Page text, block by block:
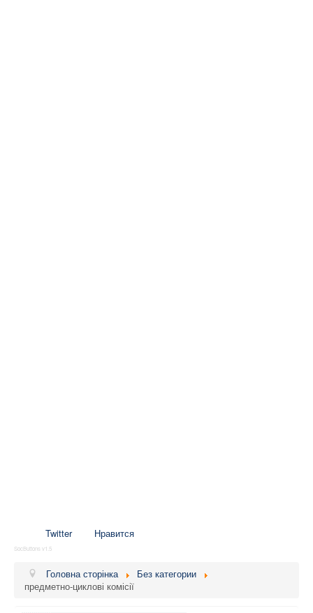
Twitter Нравится
SocButtons v1.5
Головна сторінка
Без категории
предметно-циклові комісії